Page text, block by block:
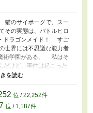
のサイボーグで、スー
の実態は、バトルヒロ
ドラゴンメイド！ すご
界には不思議な能力者
術学園がある。 私はそ
だけど、事件は起こった
仲間たちと一緒に、遠
ちに５０年間襲われて、
いんですって。 まあ、
帰って来れたんだけど
位 / 22,252件
位 / 1,187件